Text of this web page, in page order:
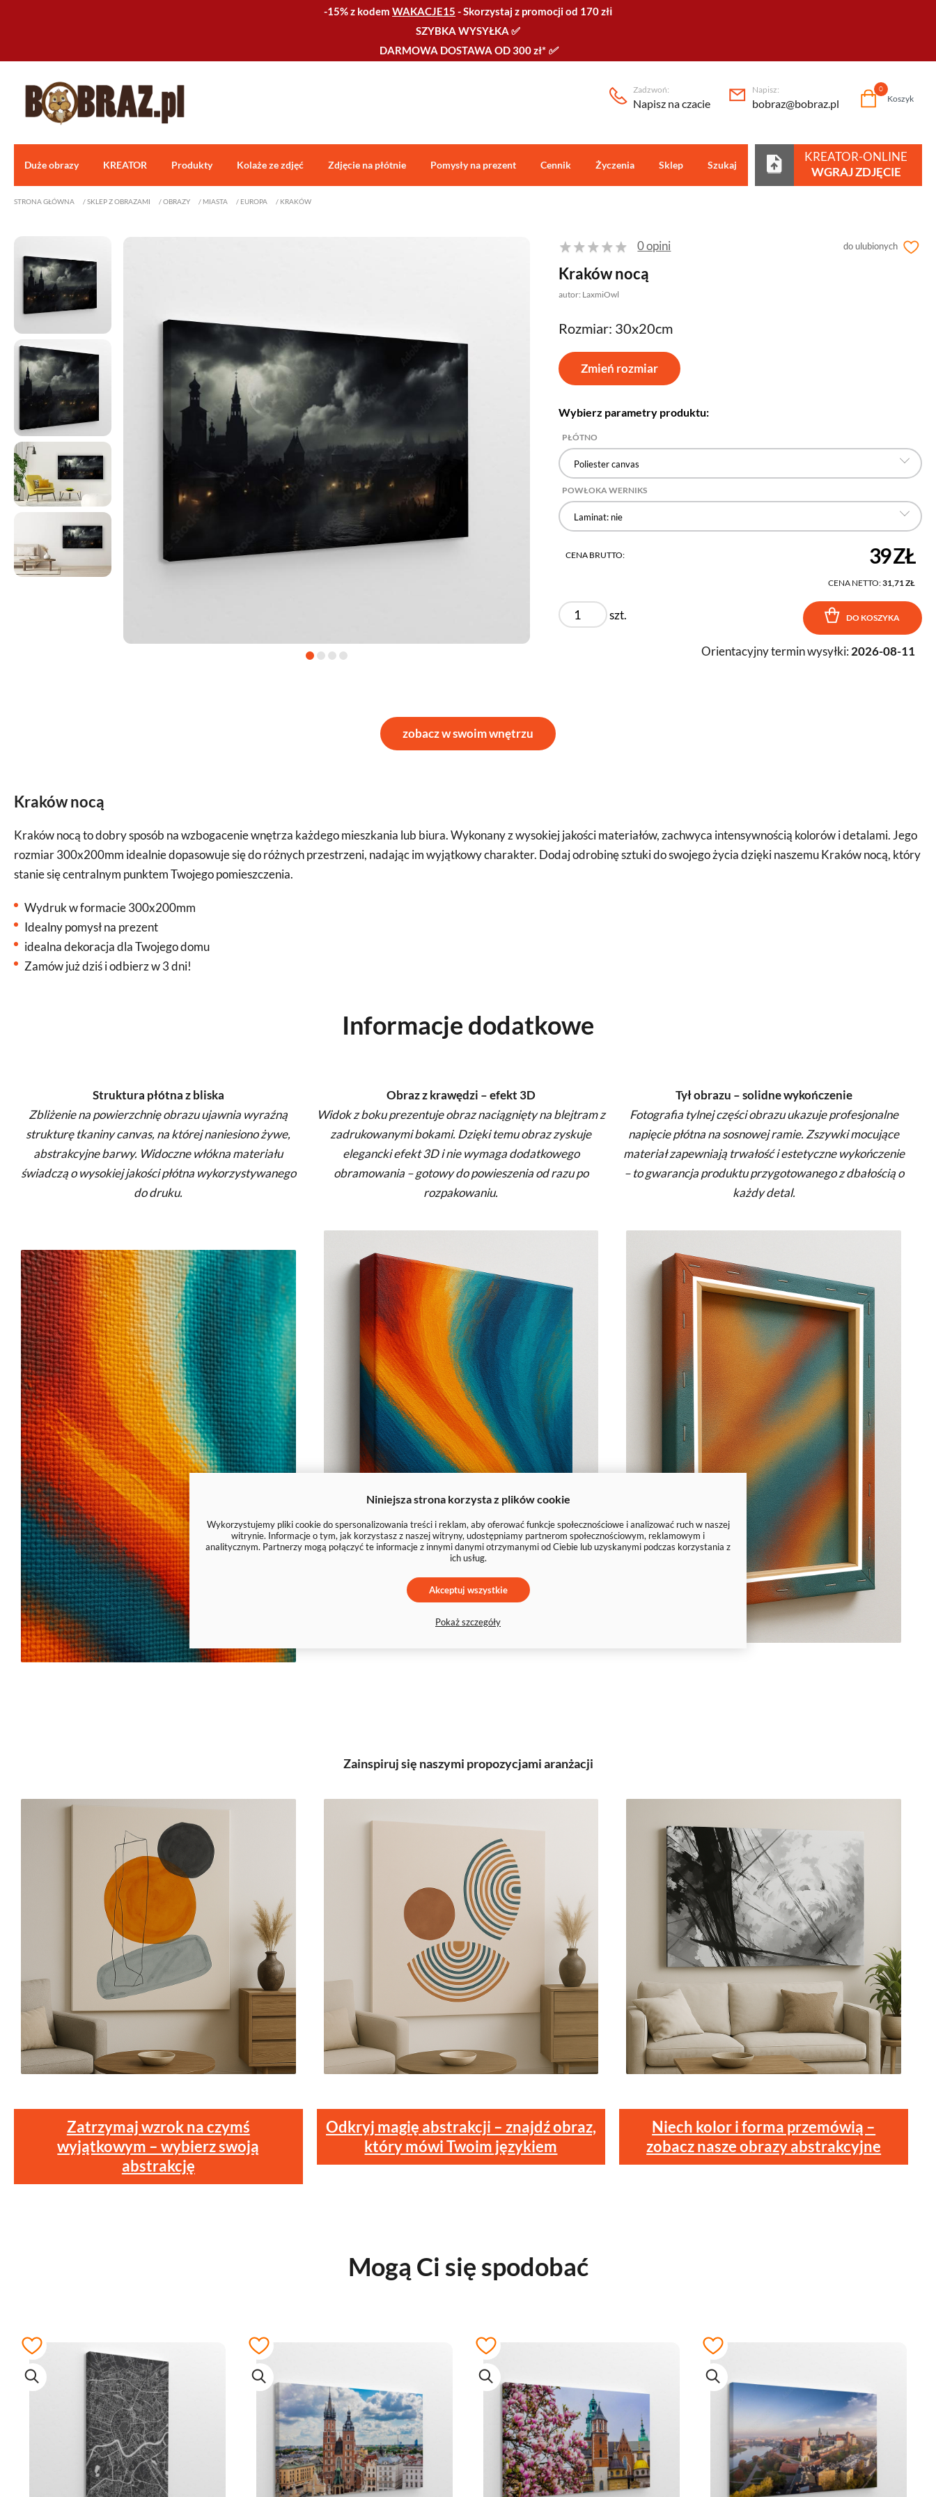
-15% z kodem WAKACJE15 -Skorzystaj z promocji od 170 złℹ️
SZYBKA WYSYŁKA ✅
DARMOWA DOSTAWA OD 300 zł* ✅
Zadzwoń:
Napisz na czacie
Napisz:
bobraz@bobraz.pl Koszyk
0
Duże obrazy KREATOR Produkty Kolaże ze zdjęć Zdjęcie na płótnie Pomysły na prezent Cennik Życzenia Sklep Szukaj Centrum pomocy
KREATOR-ONLINE
WGRAJ ZDJĘCIE
STRONA GŁÓWNA /SKLEP Z OBRAZAMI /OBRAZY / MIASTA / EUROPA / KRAKÓW
do ulubionych
0 opini
Kraków nocą
autor: LaxmiOwl
Rozmiar: 30x20cm
Zmień rozmiar
Wybierz parametry produktu:
PŁÓTNO
Poliester canvas
POWŁOKA WERNIKS
Laminat: nie
CENA BRUTTO: 39 ZŁ
CENA NETTO:31,71 ZŁ
szt. DO KOSZYKA
Orientacyjny termin wysyłki: 2026-08-11
zobacz w swoim wnętrzu
Kraków nocą
Kraków nocą to dobry sposób na wzbogacenie wnętrza każdego mieszkania lub biura. Wykonany z wysokiej jakości materiałów, zachwyca intensywnością kolorów i detalami. Jego
rozmiar 300x200mm idealnie dopasowuje się do różnych przestrzeni, nadając im wyjątkowy charakter. Dodaj odrobinę sztuki do swojego życia dzięki naszemu Kraków nocą, który
stanie się centralnym punktem Twojego pomieszczenia.
Wydruk w formacie 300x200mm
Idealny pomysł na prezent
idealna dekoracja dla Twojego domu
Zamów już dziś i odbierz w 3 dni!
Informacje dodatkowe
Struktura płótna z bliska
Zbliżenie na powierzchnię obrazu ujawnia wyraźną
strukturę tkaniny canvas, na której naniesiono żywe,
abstrakcyjne barwy. Widoczne włókna materiału
świadczą o wysokiej jakości płótna wykorzystywanego
do druku.
Obraz z krawędzi – efekt 3D
Widok z boku prezentuje obraz naciągnięty na blejtram z
zadrukowanymi bokami. Dzięki temu obraz zyskuje
elegancki efekt 3D i nie wymaga dodatkowego
obramowania – gotowy do powieszenia od razu po
rozpakowaniu.
Tył obrazu – solidne wykończenie
Fotografia tylnej części obrazu ukazuje profesjonalne
napięcie płótna na sosnowej ramie. Zszywki mocujące
materiał zapewniają trwałość i estetyczne wykończenie
– to gwarancja produktu przygotowanego z dbałością o
każdy detal.
Zainspiruj się naszymi propozycjami aranżacji
Zatrzymaj wzrok na czymś
wyjątkowym – wybierz swoją
abstrakcję
Odkryj magię abstrakcji – znajdź obraz,
który mówi Twoim językiem
Niech kolor i forma przemówią –
zobacz nasze obrazy abstrakcyjne
Mogą Ci się spodobać
Niniejsza strona korzysta z plików cookie
Wykorzystujemy pliki cookie do spersonalizowania treści i reklam, aby oferować funkcje społecznościowe i analizować ruch w naszej
witrynie. Informacje o tym, jak korzystasz z naszej witryny, udostępniamy partnerom społecznościowym, reklamowym i
analitycznym. Partnerzy mogą połączyć te informacje z innymi danymi otrzymanymi od Ciebie lub uzyskanymi podczas korzystania z
ich usług.
Akceptuj wszystkie
Pokaż szczegóły